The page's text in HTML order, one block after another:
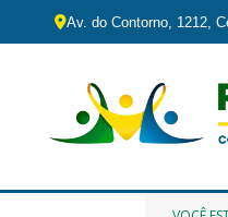
Av. do Contorno, 1212,